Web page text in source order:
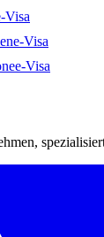
Visa
e-Visa
e-Visa